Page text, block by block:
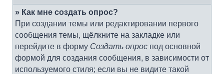
» Как мне создать опрос?
При создании темы или редактировании первого
сообщения темы, щёлкните на закладке или
перейдите в форму Создать опрос под основной
формой для создания сообщения, в зависимости от
используемого стиля; если вы не видите такой